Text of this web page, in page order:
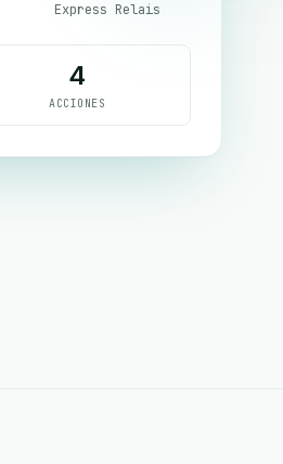
Express Relais
4
ACCIONES